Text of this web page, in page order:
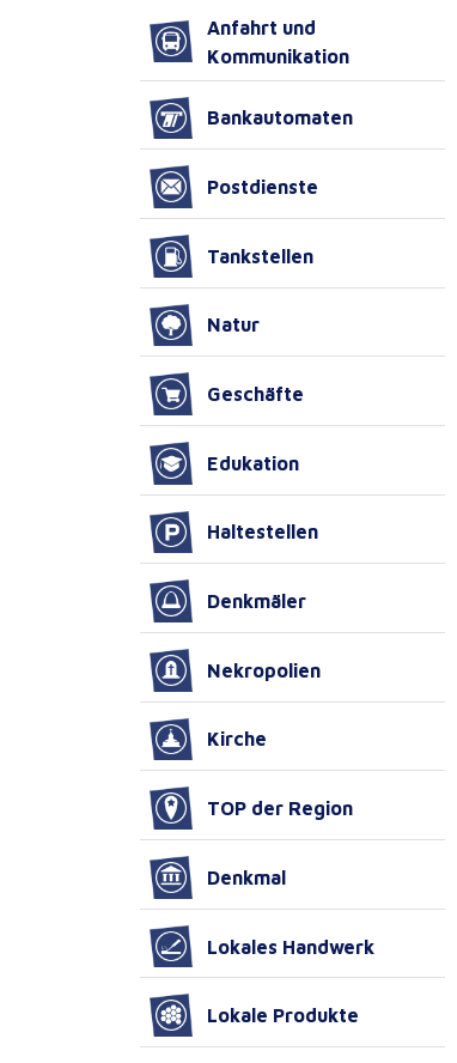
Anfahrt und
Kommunikation
Bankautomaten
Postdienste
Tankstellen
Natur
Geschäfte
Edukation
Haltestellen
Denkmäler
Nekropolien
Kirche
TOP der Region
Denkmal
Lokales Handwerk
Lokale Produkte